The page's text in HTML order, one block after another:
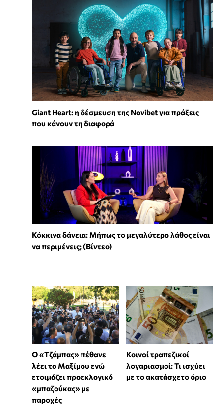
Giant Heart: η δέσμευση της Novibet για πράξεις
που κάνουν τη διαφορά
Κόκκινα δάνεια: Μήπως το μεγαλύτερο λάθος είναι
να περιμένεις; (Βίντεο)
Ο «Τζάμπας» πέθανε
λέει το Μαξίμου ενώ
ετοιμάζει προεκλογικό
«μπαζούκας» με
παροχές
Κοινοί τραπεζικοί
λογαριασμοί: Τι ισχύει
με το ακατάσχετο όριο